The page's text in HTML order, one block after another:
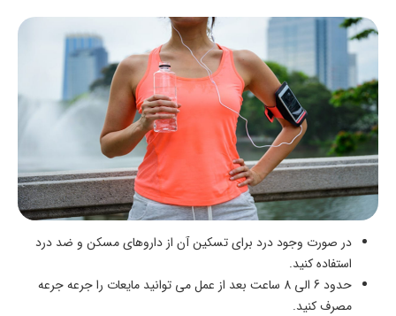
در صورت وجود درد برای تسکین آن از داروهای مسکن و ضد درد
استفاده کنید.
حدود 6 الی 8 ساعت بعد از عمل می توانید مایعات را جرعه جرعه
مصرف کنید.